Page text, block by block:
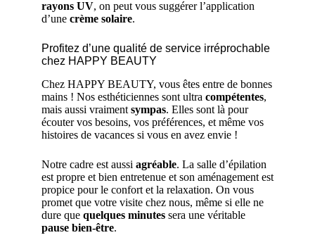
rayons UV, on peut vous suggérer l’application
d’une crème solaire.
Profitez d’une qualité de service irréprochable
chez HAPPY BEAUTY
Chez HAPPY BEAUTY, vous êtes entre de bonnes
mains ! Nos esthéticiennes sont ultra compétentes,
mais aussi vraiment sympas. Elles sont là pour
écouter vos besoins, vos préférences, et même vos
histoires de vacances si vous en avez envie !
Notre cadre est aussi agréable. La salle d’épilation
est propre et bien entretenue et son aménagement est
propice pour le confort et la relaxation. On vous
promet que votre visite chez nous, même si elle ne
dure que quelques minutessera une véritable
pause bien-être.